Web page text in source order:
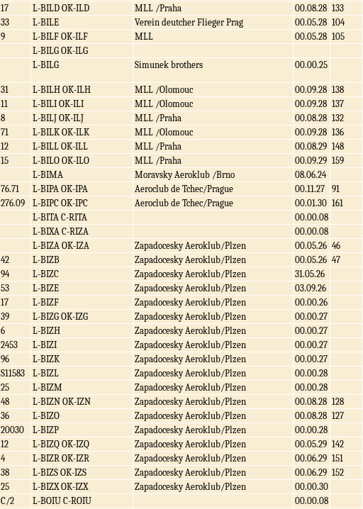
17 L-BILD OK-ILD MLL /Praha 00.08.28 133
33 L-BILE Verein deutcher Flieger Prag 00.05.28 104
9 L-BILF OK-ILF MLL 00.05.28 105
L-BILG OK-ILG
L-BILG Simunek brothers 00.00.25
31 L-BILH OK-ILH MLL /Olomouc 00.09.28 138
11 L-BILI OK-ILI MLL /Olomouc 00.09.28 137
8 L-BILJ OK-ILJ MLL /Praha 00.08.28 132
71 L-BILK OK-ILK MLL /Olomouc 00.09.28 136
12 L-BILL OK-ILL MLL /Praha 00.08.29 148
15 L-BILO OK-ILO MLL /Praha 00.09.29 159
L-BIMA Moravsky Aeroklub /Brno
08.06.24
76.71 L-BIPA OK-IPA Aeroclub de Tchec/Prague 00.11.27
91
276.09 L-BIPC OK-IPC Aeroclub de Tchec/Prague 00.01.30 161
L-BITA C-RITA 00.00.08
L-BIXA C-RIZA 00.00.08
L-BIZA OK-IZA Zapadocesky Aeroklub/Plzen 00.05.26 46
42 L-BIZB Zapadocesky Aeroklub/Plzen 00.05.26 47
94 L-BIZC Zapadocesky Aeroklub/Plzen 31.05.26
53 L-BIZE Zapadocesky Aeroklub/Plzen 03.09.26
17 L-BIZF Zapadocesky Aeroklub/Plzen 00.00.26
39 L-BIZG OK-IZG Zapadocesky Aeroklub/Plzen 00.00.27
6 L-BIZH Zapadocesky Aeroklub/Plzen
00.00.27
2453 L-BIZI Zapadocesky Aeroklub/Plzen
00.00.27
96 L-BIZK Zapadocesky Aeroklub/Plzen
00.00.27
S11583 L-BIZL Zapadocesky Aeroklub/Plzen
00.00.28
25 L-BIZM Zapadocesky Aeroklub/Plzen
00.00.28
48 L-BIZN OK-IZN Zapadocesky Aeroklub/Plzen 00.08.28 128
36 L-BIZO Zapadocesky Aeroklub/Plzen 00.08.28 127
20030 L-BIZP Zapadocesky Aeroklub/Plzen
00.00.28
12 L-BIZQ OK-IZQ Zapadocesky Aeroklub/Plzen 00.05.29 142
4 L-BIZR OK-IZR Zapadocesky Aeroklub/Plzen 00.06.29 151
38 L-BIZS OK-IZS Zapadocesky Aeroklub/Plzen 00.06.29 152
25 L-BIZX OK-IZX Zapadocesky Aeroklub/Plzen
00.00.30
C/2 L-BOIU C-ROIU 00.00.08